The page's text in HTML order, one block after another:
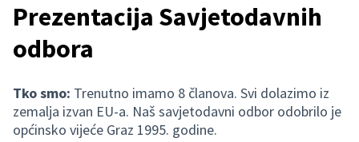
Prezentacija Savjetodavnih
odbora
Tko smo: Trenutno imamo 8 članova. Svi dolazimo iz
zemalja izvan EU-a. Naš savjetodavni odbor odobrilo je
općinsko vijeće Graz 1995. godine.